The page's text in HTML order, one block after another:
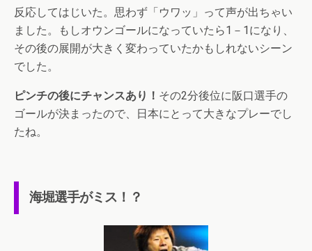
反応してはじいた。思わず「ウワッ」って声が出ちゃい
ました。もしオウンゴールになっていたら1－1になり、
その後の展開が大きく変わっていたかもしれないシーン
でした。
ピンチの後にチャンスあり！ その2分後位に阪口選手の
ゴールが決まったので、日本にとって大きなプレーでし
たね。
海堀選手がミス！？